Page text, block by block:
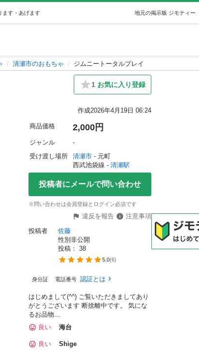
ます・あげます 地元の掲示板 ジモティー
清瀬市のおもちゃ ジムニートータルプレイ
1 お気に入り登録
作成2026年4月19日 06:24
商品価格 2,000円
ジャンル
-
受け渡し場所
清瀬市 - 元町
西武池袋線 - 清瀬駅
投稿者にメールで問い合わせ
※問い合わせは会員登録とログイン必須です
違反を報告
注意事項
投稿者
佐藤
性別非公開
投稿： 38
5.0(6)
身分証 電話番号 認証とは
はじめまして(^^) ご覧いただきましてあり
がとうございます 断捨離中です。 気にな
るお品物...
良い
海台
良い
Shige